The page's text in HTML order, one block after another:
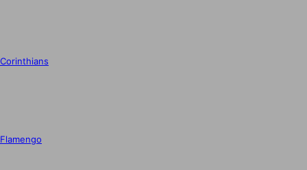
Corinthians
Flamengo